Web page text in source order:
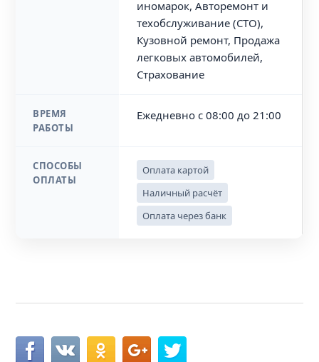
иномарок, Авторемонт и
техобслуживание (СТО),
Кузовной ремонт, Продажа
легковых автомобилей,
Страхование
ВРЕМЯ
РАБОТЫ
Ежедневно с 08:00 до 21:00
СПОСОБЫ
ОПЛАТЫ
Оплата картой
Наличный расчёт
Оплата через банк